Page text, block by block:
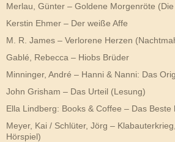
Merlau, Günter – Goldene Morgenröte
Kerstin Ehmer – Der weiße Affe
M. R. James – Verlorene Herzen
Gablé, Rebecca – Hiobs Brüder
Minninger, André – Hanni & Nanni: Das
John Grisham – Das Urteil (Lesung)
Ella Lindberg: Books & Coffee – Das
Meyer, Kai / Schlüter, Jörg –
Hörspiel)